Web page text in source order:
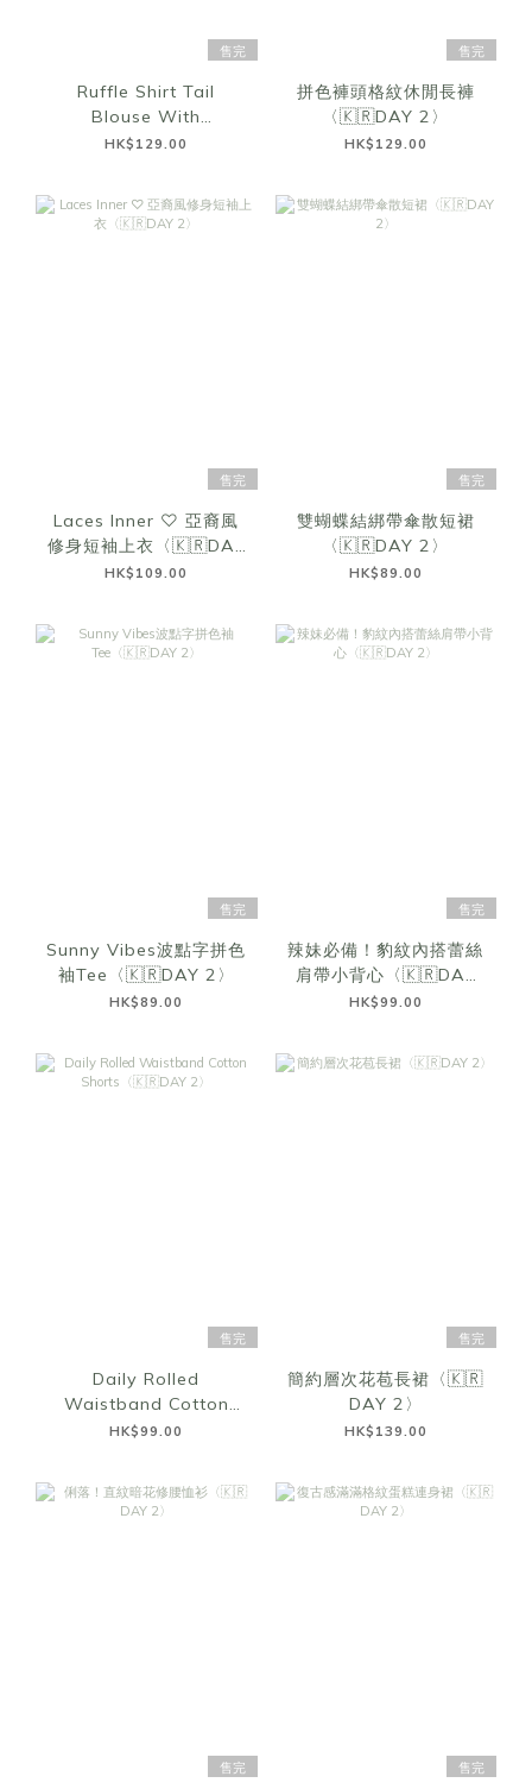
售完
Ruffle Shirt Tail
Blouse With
Muffler〈🇰🇷DAY 2〉
HK$129.00
售完
拼色褲頭格紋休閒長褲
〈🇰🇷DAY 2〉
HK$129.00
售完
Laces Inner ♡ 亞裔風
修身短袖上衣〈🇰🇷DAY
2〉
HK$109.00
售完
雙蝴蝶結綁帶傘散短裙
〈🇰🇷DAY 2〉
HK$89.00
售完
Sunny Vibes波點字拼色
袖Tee〈🇰🇷DAY 2〉
HK$89.00
售完
辣妹必備！豹紋內搭蕾絲
肩帶小背心〈🇰🇷DAY
2〉
HK$99.00
售完
Daily Rolled
Waistband Cotton
Shorts〈🇰🇷DAY 2〉
HK$99.00
售完
簡約層次花苞長裙〈🇰🇷
DAY 2〉
HK$139.00
售完 售完